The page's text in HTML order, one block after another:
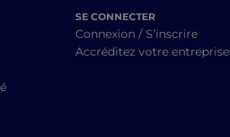
SE CONNECTER
Connexion / S’inscrire
Accréditez votre entreprise